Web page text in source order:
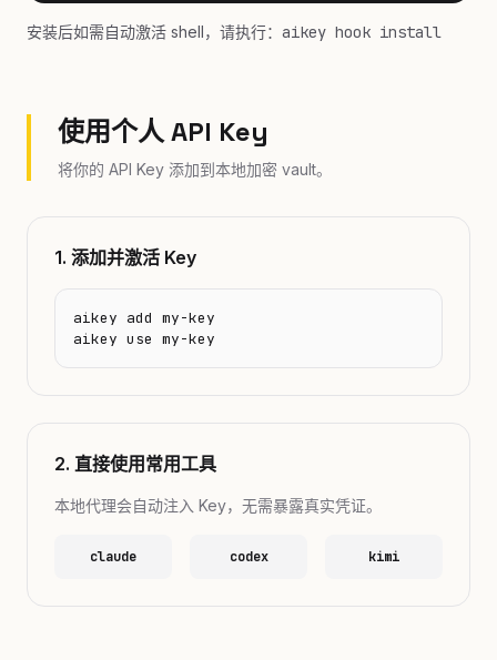
安装后如需自动激活 shell，请执行： aikey hook install
使用个人 API Key
将你的 API Key 添加到本地加密 vault。
1. 添加并激活 Key
aikey add my-key
aikey use my-key
2. 直接使用常用工具
本地代理会自动注入 Key，无需暴露真实凭证。
claude codex kimi